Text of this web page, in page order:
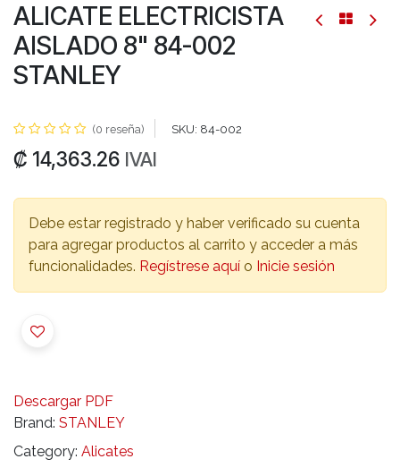
ALICATE ELECTRICISTA
AISLADO 8" 84-002
STANLEY
(0 reseña) SKU: 84-002
₡ 14,363.26 IVAI
Debe estar registrado y haber verificado su cuenta
para agregar productos al carrito y acceder a más
funcionalidades. Regístrese aquí o Inicie sesión
Descargar PDF
Brand: STANLEY
Category: Alicates